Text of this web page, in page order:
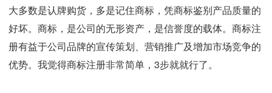
大多数是认牌购货，多是记住商标，凭商标鉴别产品质量的
好坏。商标，是公司的无形资产，是信誉度的载体。商标注
册有益于公司品牌的宣传策划、营销推广及增加市场竞争的
优势。我觉得商标注册非常简单，3步就就行了。